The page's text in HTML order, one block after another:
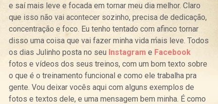
e saí mais leve e focada em tornar meu dia melhor. Claro
que isso não vai acontecer sozinho, precisa de dedicação,
concentração e foco. Eu tenho tentado com afinco tornar
disso uma coisa que vai fazer minha vida mais leve. Todos
os dias Julinho posta no seu Instagram e Facebook
fotos e vídeos dos seus treinos, com um bom texto sobre
o que é o treinamento funcional e como ele trabalha pra
gente. Vou deixar vocês aqui com alguns exemplos de
fotos e textos dele, e uma mensagem bem minha. É como